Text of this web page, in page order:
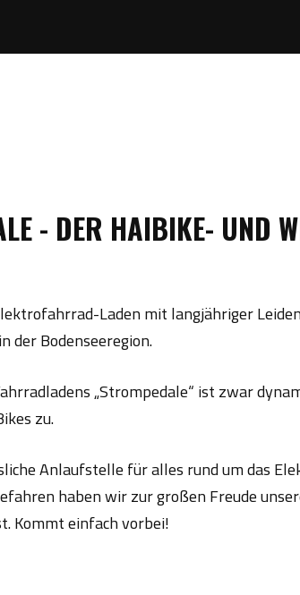
- DER HAIBIKE- UND
Laden mit langjähriger
der Bodenseeregion.
„Strompedale“ ist zwar
zu.
Anlaufstelle für alles rund um das
haben wir zur großen Freude
Kommt einfach vorbei!